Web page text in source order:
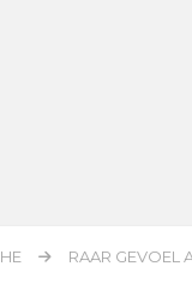
RAAR GEVOEL